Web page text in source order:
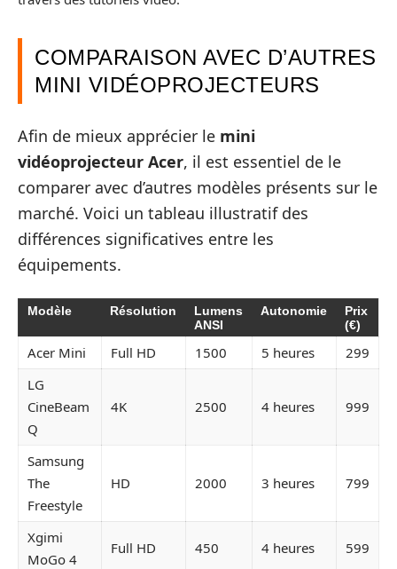
COMPARAISON AVEC D’AUTRES
MINI VIDÉOPROJECTEURS
Afin de mieux apprécier le mini
vidéoprojecteur Acer, il est essentiel de le
comparer avec d’autres modèles présents sur le
marché. Voici un tableau illustratif des
différences significatives entre les
équipements.
Modèle Résolution
Lumens
ANSI
Autonomie
Prix
(€)
Acer Mini Full HD 1500 5 heures
299
LG
CineBeam
Q
4K 2500 4 heures 999
Samsung
The
Freestyle
HD 2000 3 heures 799
Xgimi
MoGo 4
Full HD 450 4 heures 599